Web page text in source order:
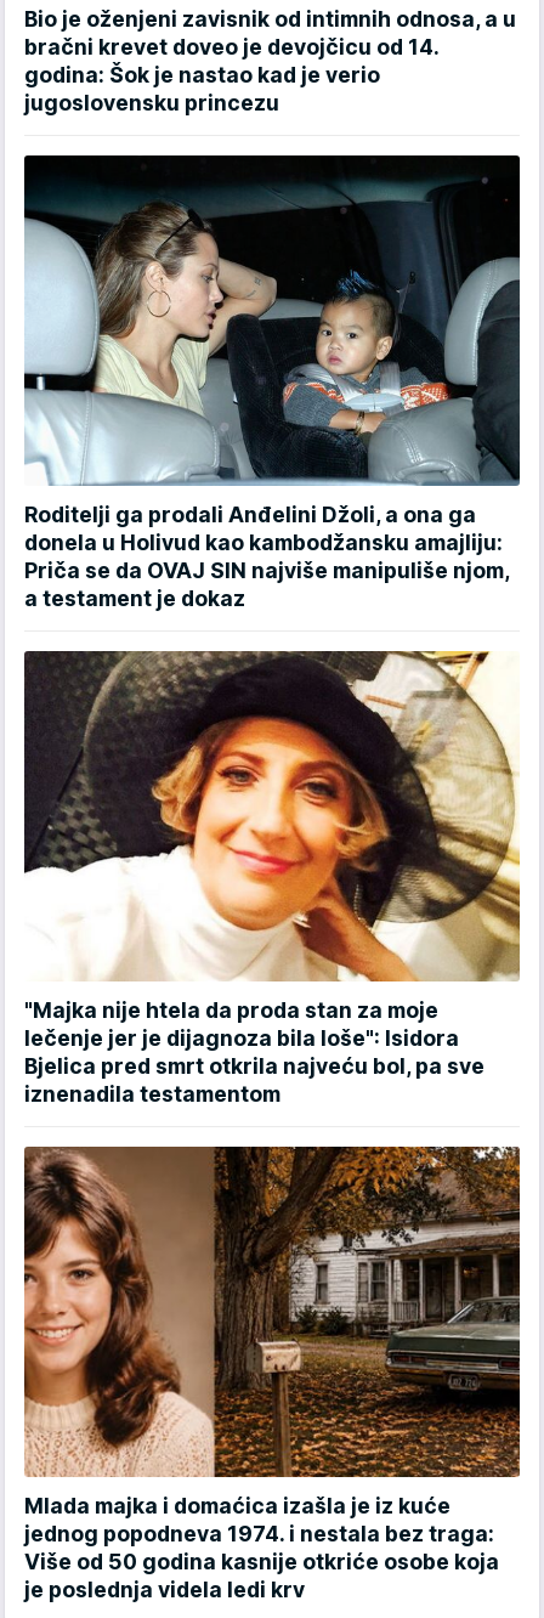
Bio je oženjeni zavisnik od intimnih odnosa, a u
bračni krevet doveo je devojčicu od 14.
godina: Šok je nastao kad je verio
jugoslovensku princezu
Roditelji ga prodali Anđelini Džoli, a ona ga
donela u Holivud kao kambodžansku amajliju:
Priča se da OVAJ SIN najviše manipuliše njom,
a testament je dokaz
"Majka nije htela da proda stan za moje
lečenje jer je dijagnoza bila loše": Isidora
Bjelica pred smrt otkrila najveću bol, pa sve
iznenadila testamentom
Mlada majka i domaćica izašla je iz kuće
jednog popodneva 1974. i nestala bez traga:
Više od 50 godina kasnije otkriće osobe koja
je poslednja videla ledi krv